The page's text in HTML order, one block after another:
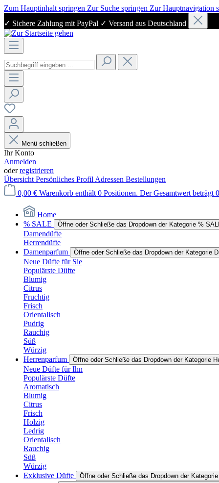
Zum Hauptinhalt springen Zur Suche springen Zur Hauptnavigation
✓ Sichere Zahlung mit PayPal ✓ Versand aus Deutschland
Menü schließen
Ihr Konto
Anmelden
oderregistrieren
Übersicht Persönliches Profil Adressen Bestellungen
0,00 € Warenkorb enthält 0 Positionen. Der Gesamtwert beträgt
Home
% SALE
Öffne oder Schließe das Dropdown der Kategorie %
Damendüfte
Herrendüfte
Damenparfum
Öffne oder Schließe das Dropdown der Kategorie
Neue Düfte für Sie
Populärste Düfte
Blumig
Citrus
Fruchtig
Frisch
Orientalisch
Pudrig
Rauchig
Süß
Würzig
Herrenparfum
Öffne oder Schließe das Dropdown der Kategorie
Neue Düfte für Ihn
Populärste Düfte
Aromatisch
Blumig
Citrus
Frisch
Holzig
Ledrig
Orientalisch
Rauchig
Süß
Würzig
Exklusive Düfte
Öffne oder Schließe das Dropdown der